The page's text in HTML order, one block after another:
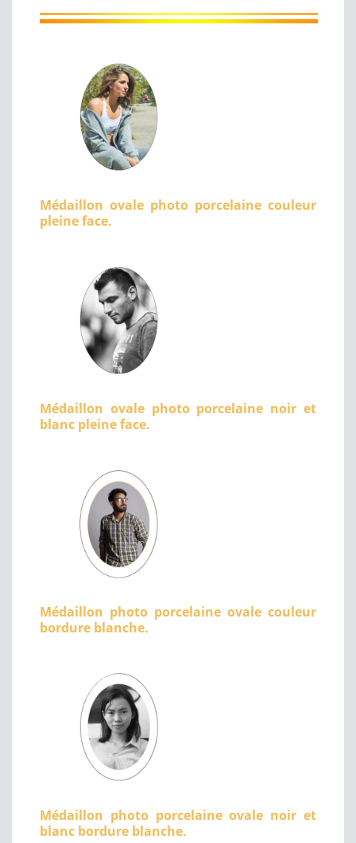
Médaillon ovale photo porcelaine couleur
pleine face.
Médaillon ovale photo porcelaine noir et
blanc pleine face.
Médaillon photo porcelaine ovale couleur
bordure blanche.
Médaillon photo porcelaine ovale noir et
blanc bordure blanche.